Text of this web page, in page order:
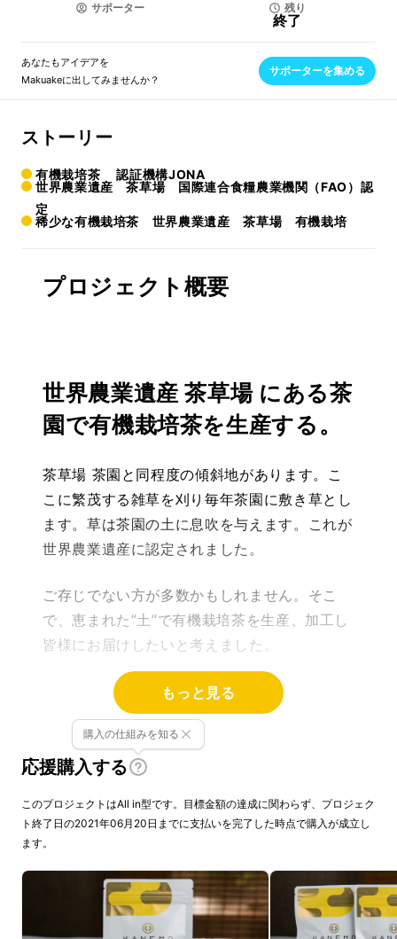
サポーター 残り
終了
あなたもアイデアを
Makuakeに出してみませんか？
サポーターを集める
ストーリー
有機栽培茶 認証機構JONA
世界農業遺産 茶草場 国際連合食糧農業機関（FAO）認
定
稀少な有機栽培茶 世界農業遺産 茶草場 有機栽培
プロジェクト概要
世界農業遺産 茶草場 にある茶
園で有機栽培茶を生産する。
茶草場 茶園と同程度の傾斜地があります。こ
こに繁茂する雑草を刈り毎年茶園に敷き草とし
ます。草は茶園の土に息吹を与えます。これが
世界農業遺産に認定されました。
ご存じでない方が多数かもしれません。そこ
で、恵まれた”土”で有機栽培茶を生産、加工し
皆様にお届けしたいと考えました。
もっと見る
応援購入する
購入の仕組みを知る
このプロジェクトはAll in型です。目標金額の達成に関わらず、プロジェク
ト終了日の2021年06月20日までに支払いを完了した時点で購入が成立し
ます。